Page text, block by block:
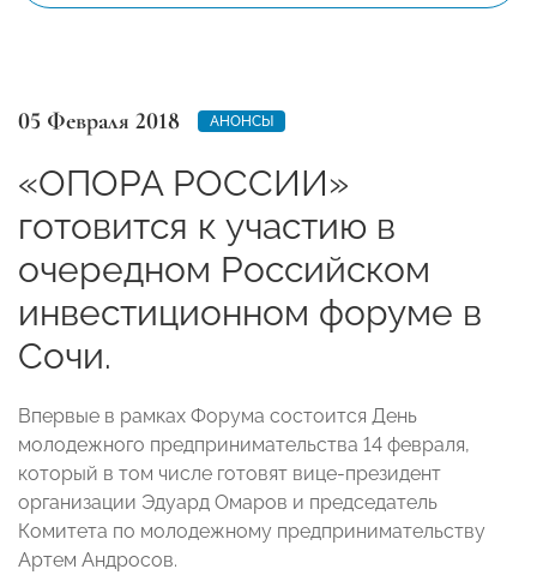
05 Февраля 2018 АНОНСЫ
«ОПОРА РОССИИ»
готовится к участию в
очередном Российском
инвестиционном форуме в
Сочи.
Впервые в рамках Форума состоится День
молодежного предпринимательства 14 февраля,
который в том числе готовят вице-президент
организации Эдуард Омаров и председатель
Комитета по молодежному предпринимательству
Артем Андросов.